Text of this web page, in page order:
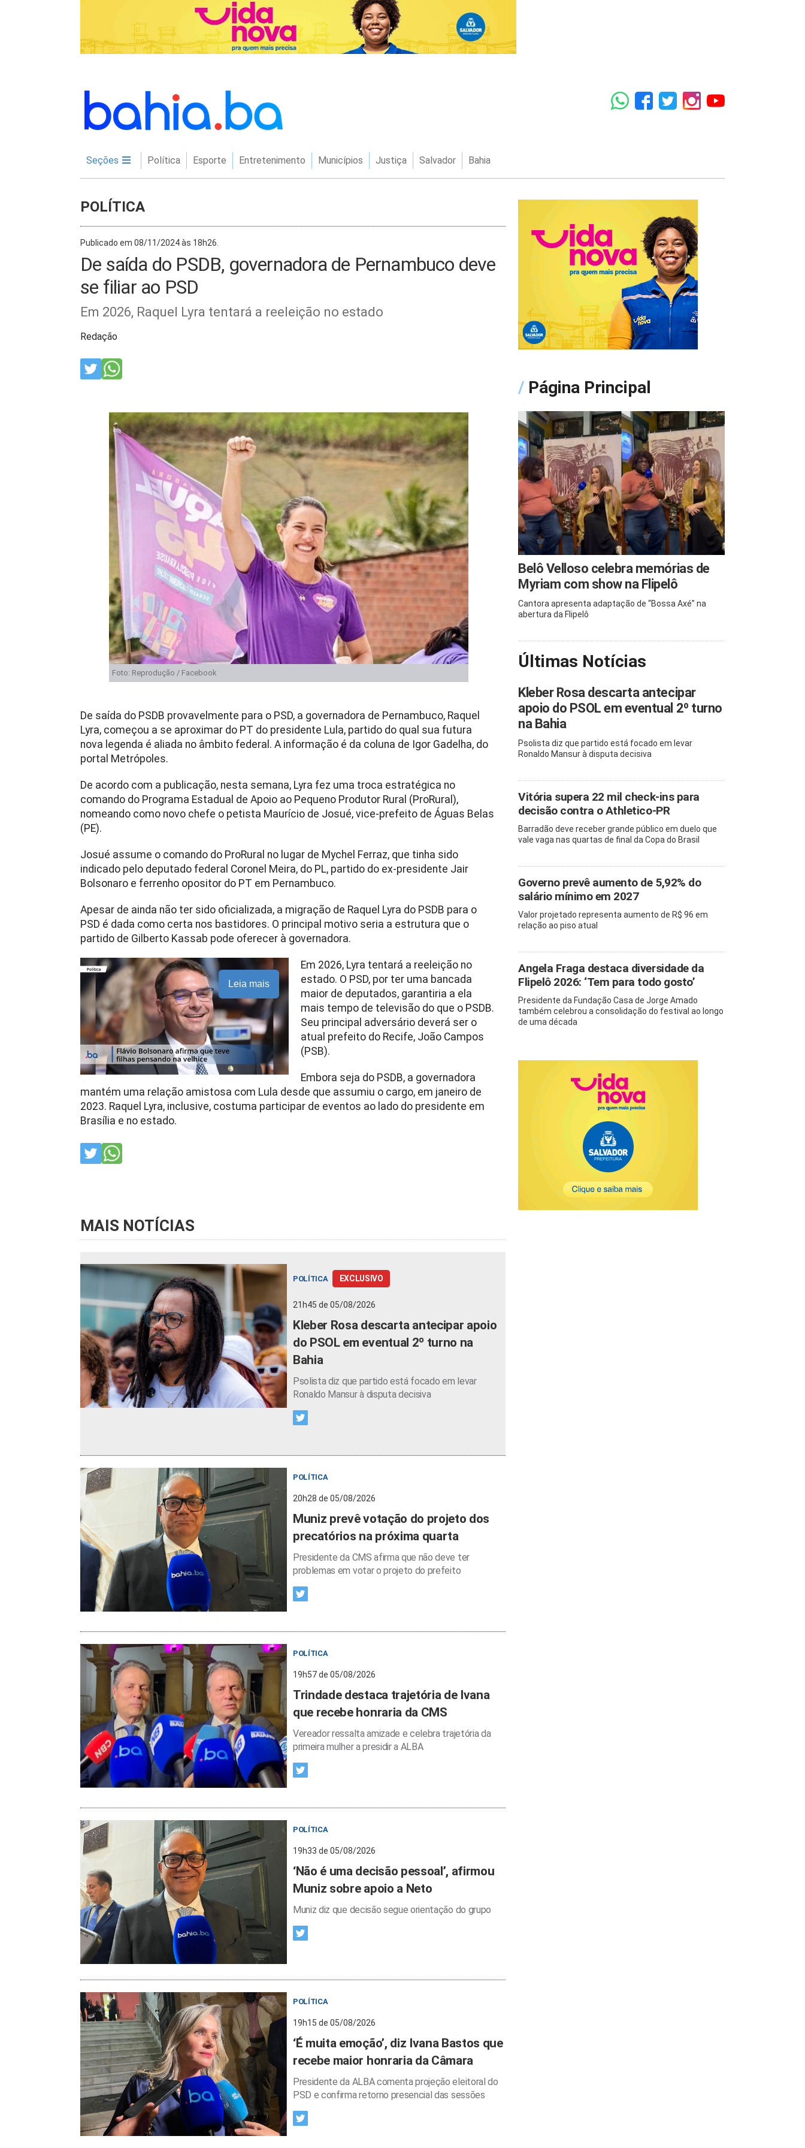
Seções Política Esporte Entretenimento Municípios Justiça Salvador Bahia
POLÍTICA
Publicado em 08/11/2024 às 18h26.
De saída do PSDB, governadora de Pernambuco deve
se filiar ao PSD
Em 2026, Raquel Lyra tentará a reeleição no estado
Redação
Foto: Reprodução / Facebook
De saída do PSDB provavelmente para o PSD, a governadora de Pernambuco, Raquel
Lyra, começou a se aproximar do PT do presidente Lula, partido do qual sua futura
nova legenda é aliada no âmbito federal. A informação é da coluna de Igor Gadelha, do
portal Metrópoles.
De acordo com a publicação, nesta semana, Lyra fez uma troca estratégica no
comando do Programa Estadual de Apoio ao Pequeno Produtor Rural (ProRural),
nomeando como novo chefe o petista Maurício de Josué, vice-prefeito de Águas Belas
(PE).
Josué assume o comando do ProRural no lugar de Mychel Ferraz, que tinha sido
indicado pelo deputado federal Coronel Meira, do PL, partido do ex-presidente Jair
Bolsonaro e ferrenho opositor do PT em Pernambuco.
Apesar de ainda não ter sido oficializada, a migração de Raquel Lyra do PSDB para o
PSD é dada como certa nos bastidores. O principal motivo seria a estrutura que o
partido de Gilberto Kassab pode oferecer à governadora.
Leia mais
Em 2026, Lyra tentará a reeleição no
estado. O PSD, por ter uma bancada
maior de deputados, garantiria a ela
mais tempo de televisão do que o PSDB.
Seu principal adversário deverá ser o
atual prefeito do Recife, João Campos
(PSB).
Embora seja do PSDB, a governadora
mantém uma relação amistosa com Lula desde que assumiu o cargo, em janeiro de
2023. Raquel Lyra, inclusive, costuma participar de eventos ao lado do presidente em
Brasília e no estado.
MAIS NOTÍCIAS
POLÍTICA EXCLUSIVO
21h45 de 05/08/2026
Kleber Rosa descarta antecipar apoio
do PSOL em eventual 2º turno na
Bahia
Psolista diz que partido está focado em levar
Ronaldo Mansur à disputa decisiva
POLÍTICA
20h28 de 05/08/2026
Muniz prevê votação do projeto dos
precatórios na próxima quarta
Presidente da CMS afirma que não deve ter
problemas em votar o projeto do prefeito
POLÍTICA
19h57 de 05/08/2026
Trindade destaca trajetória de Ivana
que recebe honraria da CMS
Vereador ressalta amizade e celebra trajetória da
primeira mulher a presidir a ALBA
POLÍTICA
19h33 de 05/08/2026
‘Não é uma decisão pessoal’, afirmou
Muniz sobre apoio a Neto
Muniz diz que decisão segue orientação do grupo
POLÍTICA
19h15 de 05/08/2026
‘É muita emoção’, diz Ivana Bastos que
recebe maior honraria da Câmara
Presidente da ALBA comenta projeção eleitoral do
PSD e confirma retorno presencial das sessões
/ Página Principal
Belô Velloso celebra memórias de
Myriam com show na Flipelô
Cantora apresenta adaptação de “Bossa Axé” na
abertura da Flipelô
Últimas Notícias
Kleber Rosa descarta antecipar
apoio do PSOL em eventual 2º turno
na Bahia
Psolista diz que partido está focado em levar
Ronaldo Mansur à disputa decisiva
Vitória supera 22 mil check-ins para
decisão contra o Athletico-PR
Barradão deve receber grande público em duelo que
vale vaga nas quartas de final da Copa do Brasil
Governo prevê aumento de 5,92% do
salário mínimo em 2027
Valor projetado representa aumento de R$ 96 em
relação ao piso atual
Angela Fraga destaca diversidade da
Flipelô 2026: ‘Tem para todo gosto’
Presidente da Fundação Casa de Jorge Amado
também celebrou a consolidação do festival ao longo
de uma década